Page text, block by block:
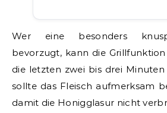
Wer eine besonders
bevorzugt, kann die
die letzten zwei bis drei
sollte das Fleisch aufmerksam
damit die Honigglasur nicht